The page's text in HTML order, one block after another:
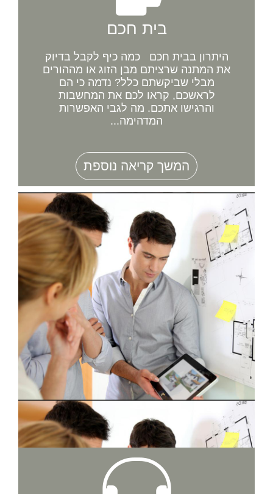
בית חכם
היתרון בבית חכם כמה כיף לקבל בדיוק
את המתנה שרציתם מבן הזוג או מההורים
מבלי שביקשתם כלל? נדמה כי הם
לראשכם, קראו לכם את המחשבות
והרגישו אתכם. מה לגבי האפשרות
המדהימה...
המשך קריאה נוספת